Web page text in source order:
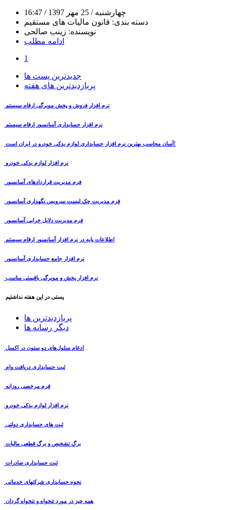
چهارشنبه / 25 مهر 1397
/ 16:47
دسته بندی: قانون مالیات های مستقیم
نویسنده: زینب صالحی
ادامه مطلب
1
جدیدترین پست ها
پربازدیدترین های هفته
نرم افزار فروش و پخش مویرگی ارقام سیستم
نرم افزار حسابداری آسانسور ارقام سیستم
آسان محاسب بهترین نرم افزار حسابداری لوازم یدکی خودرو در ایران است!
نرم افزار لوازم یدکی خودرو
فرم مدیریت قراردادهای آسانسور
فرم مدیریت چک لیست سرویس نگهداری آسانسور
فرم مدیریت دلایل خرابی آسانسور
اطلاعات پایه در نرم افزار آسانسور ارقام سیستم
نرم افزار جامع حسابداری آسانسور
نرم افزار پخش و مویرگی باقیمتی مناسب
پستی در این هفته نداشتیم
پربازدیدترین ها
دیگر رسانه ها
ادغام سلول‌های دو ستون در اکسل
ثبت حسابداری دریافت وام
فرم مرخصی روزانه
نرم افزار لوازم یدکی خودرو
ثبت های حسابداری دولتی
برگ تشخیص و برگ قطعی مالیات
ثبت حسابداری صادرات
نحوه حسابداری شرکتهای خدماتی
همه چیز در مورد تنخواه و تنخواه گردان